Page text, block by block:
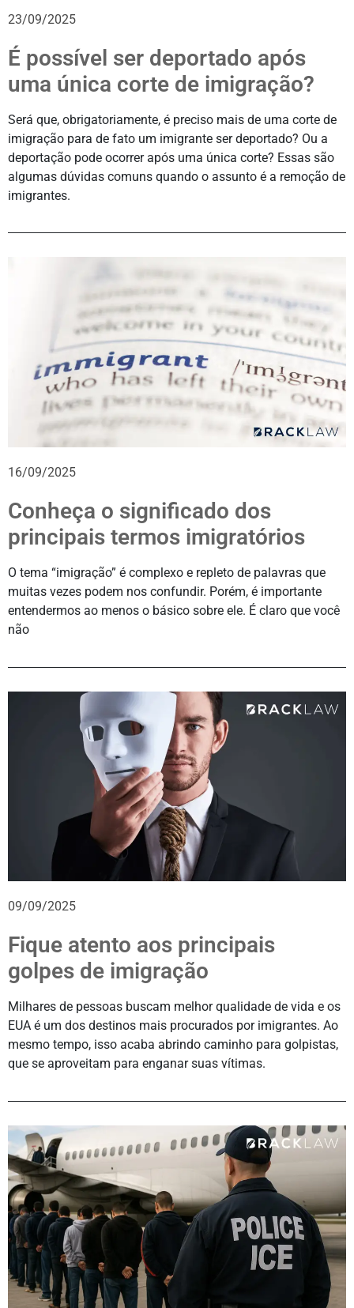
23/09/2025
É possível ser deportado após
uma única corte de imigração?
Será que, obrigatoriamente, é preciso mais de uma corte de
imigração para de fato um imigrante ser deportado? Ou a
deportação pode ocorrer após uma única corte? Essas são
algumas dúvidas comuns quando o assunto é a remoção de
imigrantes.
16/09/2025
Conheça o significado dos
principais termos imigratórios
O tema “imigração” é complexo e repleto de palavras que
muitas vezes podem nos confundir. Porém, é importante
entendermos ao menos o básico sobre ele. É claro que você
não
09/09/2025
Fique atento aos principais
golpes de imigração
Milhares de pessoas buscam melhor qualidade de vida e os
EUA é um dos destinos mais procurados por imigrantes. Ao
mesmo tempo, isso acaba abrindo caminho para golpistas,
que se aproveitam para enganar suas vítimas.